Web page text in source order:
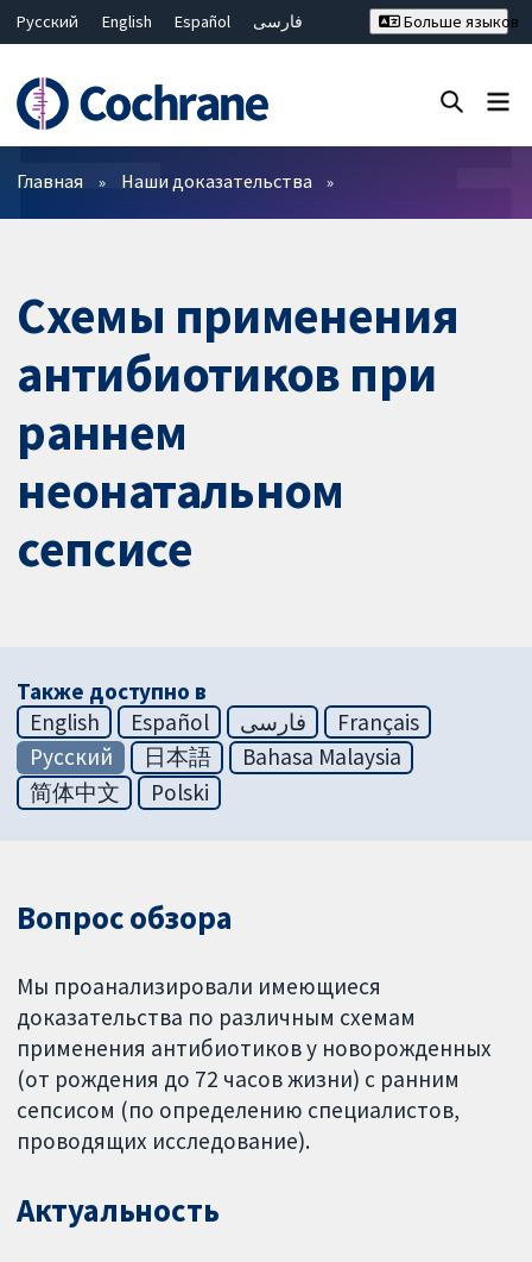
Русский English Español
فارسی
Bahasa Malaysia
ไทย
繁體中文
简体中文
Больше языков
Фильтры
Главная Наши доказательства
Схемы применения
антибиотиков при
раннем
неонатальном
сепсисе
Также доступно в
English
Español فارسی
Français
Русский
日本語
Bahasa Malaysia
简体中文
Polski
Вопрос обзора
Мы проанализировали имеющиеся
доказательства по различным схемам
применения антибиотиков у новорожденных
(от рождения до 72 часов жизни) с ранним
сепсисом (по определению специалистов,
проводящих исследование).
Актуальность